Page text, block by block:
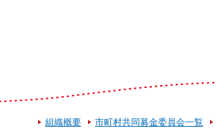
組織概要 市町村共同募金委員会一覧